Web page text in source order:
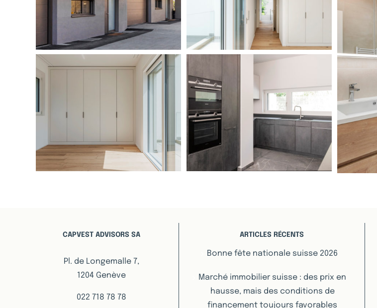
CAPVEST ADVISORS SA
Pl. de Longemalle 7,
1204 Genève
022 718 78 78
ARTICLES RÉCENTS
Bonne fête nationale suisse 2026
Marché immobilier suisse : des prix en
hausse, mais des conditions de
financement toujours favorables